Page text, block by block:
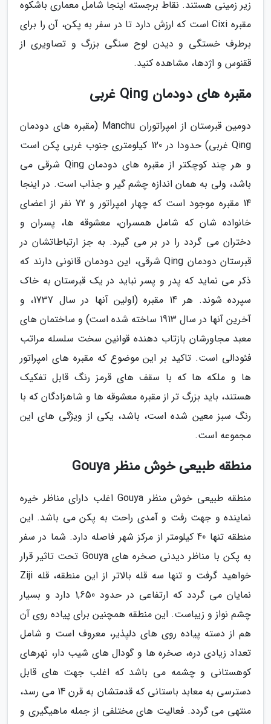
زیر زمینی هستند. نقاط برجسته اینجا شامل معماری باشکوه
مقبره Cixi است که ارزش دارد تا در سفر به پکن، آن را برای
برطرف خستگی و دیدن لوح سنگی بزرگ و تصاویری از
ققنوس و اژدها، مشاهده کنید.
مقبره های دودمان Qing غربی
دومین قبرستان از امپراتوران Manchu (مقبره های دودمان
Qing غربی) حدودا در 120 کیلومتری جنوب غربی پکن است
و هر چند کوچکتر از مقبره های دودمان Qing شرقی می
باشد، ولی به همان اندازه چشم گیر و جذاب است. در اینجا
14 مقبره موجود است که چهار امپراتور و 72 نفر از اعضای
خانواده شان که شامل همسران، معشوقه ها، پسران و
دختران می گردد را در بر می گیرد. به جز ارتباطاتشان در
قبرستان دودمان Qing شرقی، این دودمان قانونی دارند که
ذکر می نماید که پدر و پسر نباید در یک قبرستان به خاک
سپرده شوند. هر 14 مقبره (اولین آنها در سال 1737، و
آخرین آنها در سال 1913 ساخته شده است) و ساختمان های
معبد مجاورشان بازتاب دهنده قوانین سخت سلسله مراتب
فئودالی است. تاکید بر این موضوع که مقبره های امپراتور
ها و ملکه ها که با سقف های قرمز رنگ قابل تفکیک
هستند، باید بزرگ تر از مقبره معشوقه ها و شاهزادگان که با
رنگ سبز معین شده است، باشد، یکی از ویژگی های این
مجموعه است.
منطقه طبیعی خوش منظر Gouya
منطقه طبیعی خوش منظر Gouya اغلب دارای مناظر خیره
نماینده و جهت رفت و آمدی راحت به پکن می باشد. این
منطقه تنها 40 کیلومتر از مرکز شهر فاصله دارد. شما در سفر
به پکن با مناظر دیدنی صخره های Gouya تحت تاثیر قرار
خواهید گرفت و تنها سه قله بالاتر از این منطقه، قله Ziji
نمایان می گردد که ارتفاعی در حدود 1,650 دارد و بسیار
چشم نواز و زیباست. این منطقه همچنین برای پیاده روی آن
هم از دسته پیاده روی های دلپذیر، معروف است و شامل
تعداد زیادی دره، صخره ها و گودال های شیب دار، نهرهای
کوهستانی و چشمه می باشد که اغلب جهت های قابل
دسترسی به معابد باستانی که قدمتشان به قرن 14 می رسد،
منتهی می گردد. فعالیت های مختلفی از جمله ماهیگیری و